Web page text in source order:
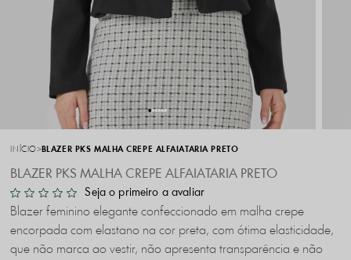
INÍCIO BLAZER PKS MALHA CREPE ALFAIATARIA PRETO
BLAZER PKS MALHA CREPE ALFAIATARIA PRETO
Seja o primeiro a avaliar
Blazer feminino elegante confeccionado em malha crepe
encorpada com elastano na cor preta, com ótima elasticidade,
que não marca ao vestir, não apresenta transparência e não